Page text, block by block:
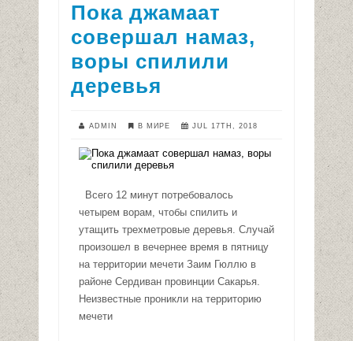
Пока джамаат
совершал намаз,
воры спилили
деревья
ADMIN В МИРЕ JUL 17TH, 2018
Всего 12 минут потребовалось
четырем ворам, чтобы спилить и
утащить трехметровые деревья. Случай
произошел в вечернее время в пятницу
на территории мечети Заим Гюллю в
районе Сердиван провинции Сакарья.
Неизвестные проникли на территорию
мечети